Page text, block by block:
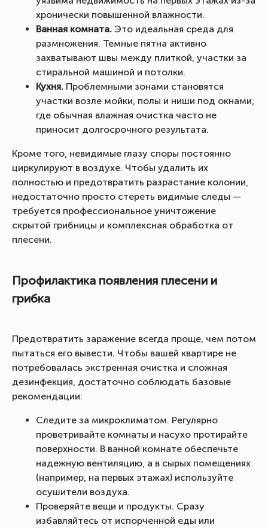
хронически повышенной влажности.
Ванная комната. Это идеальная среда для
размножения. Темные пятна активно
захватывают швы между плиткой, участки за
стиральной машиной и потолки.
Кухня. Проблемными зонами становятся
участки возле мойки, полы и ниши под окнами,
где обычная влажная очистка часто не
приносит долгосрочного результата.
Кроме того, невидимые глазу споры постоянно
циркулируют в воздухе. Чтобы удалить их
полностью и предотвратить разрастание колонии,
недостаточно просто стереть видимые следы —
требуется профессиональное уничтожение
скрытой грибницы и комплексная обработка от
плесени.
Профилактика появления плесени и
грибка
Предотвратить заражение всегда проще, чем потом
пытаться его вывести. Чтобы вашей квартире не
потребовалась экстренная очистка и сложная
дезинфекция, достаточно соблюдать базовые
рекомендации:
Следите за микроклиматом. Регулярно
проветривайте комнаты и насухо протирайте
поверхности. В ванной комнате обеспечьте
надежную вентиляцию, а в сырых помещениях
(например, на первых этажах) используйте
осушители воздуха.
Проверяйте вещи и продукты. Сразу
избавляйтесь от испорченной еды или